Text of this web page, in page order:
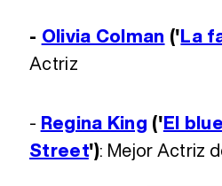
- Olivia Colman ('La
Actriz
- Regina King ('El
Street'): Mejor Actriz